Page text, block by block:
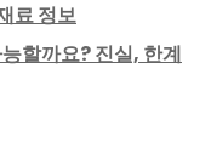
료 정보
할까요? 진실, 한계